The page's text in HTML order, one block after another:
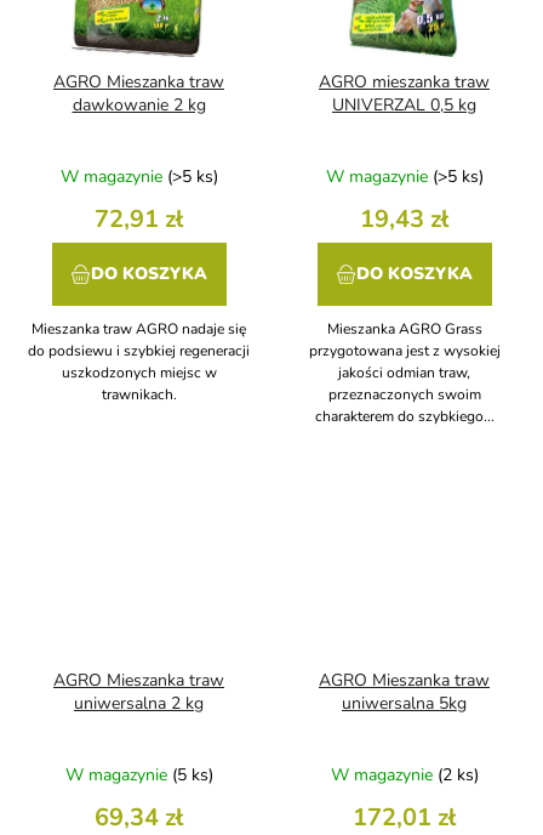
AGRO Mieszanka traw
dawkowanie 2 kg
W magazynie (>5 ks)
72,91 zł
DO KOSZYKA
Mieszanka traw AGRO nadaje się
do podsiewu i szybkiej regeneracji
uszkodzonych miejsc w
trawnikach.
AGRO mieszanka traw
UNIVERZAL 0,5 kg
W magazynie (>5 ks)
19,43 zł
DO KOSZYKA
Mieszanka AGRO Grass
przygotowana jest z wysokiej
jakości odmian traw,
przeznaczonych swoim
charakterem do szybkiego...
AGRO Mieszanka traw
uniwersalna 2 kg
W magazynie (5 ks)
69,34 zł
AGRO Mieszanka traw
uniwersalna 5kg
W magazynie (2 ks)
172,01 zł